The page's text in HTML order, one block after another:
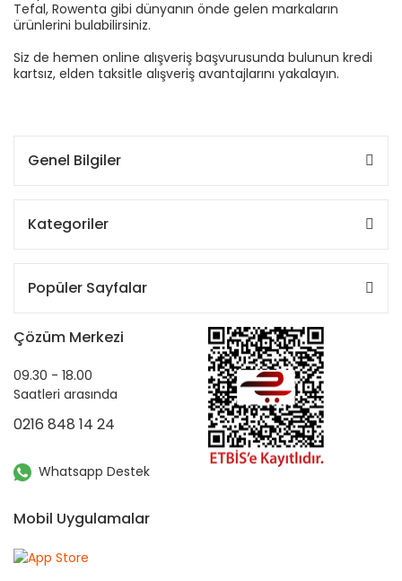
Tefal, Rowenta gibi dünyanın önde gelen markaların
ürünlerini bulabilirsiniz.
Siz de hemen online alışveriş başvurusunda bulunun kredi
kartsız, elden taksitle alışveriş avantajlarını yakalayın.
Genel Bilgiler
Kategoriler
Popüler Sayfalar
Çözüm Merkezi
09.30 - 18.00
Saatleri arasında
0216 848 14 24
Whatsapp Destek
Mobil Uygulamalar